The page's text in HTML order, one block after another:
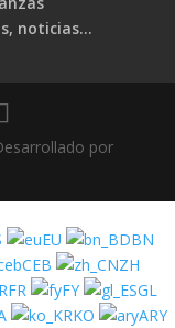
noticias…
por
EU
BN
CEB
ZH
FR FY
GL
KO ARY